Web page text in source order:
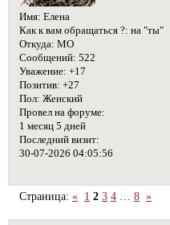
Имя: Елена
Как к вам обращаться ?: на "ты"
Откуда: МО
Сообщений: 522
Уважение: +17
Позитив: +27
Пол: Женский
Провел на форуме:
1 месяц 5 дней
Последний визит:
30-07-2026 04:05:56
Страница:« 1 2 3 4 … 8 »